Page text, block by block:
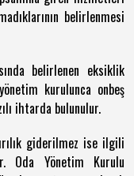
belirlenmesi
belirlenen eksiklik
kurulunca onbeş
ihtarda bulunulur.
giderilmez ise ilgili
Oda Yönetim Kurulu